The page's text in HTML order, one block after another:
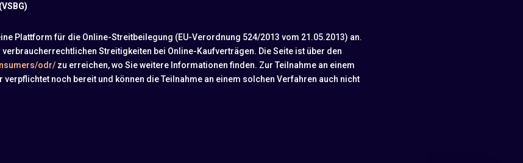
Plattform für die Online-Streitbeilegung (EU-Verordnung 524/2013 vom 21.05.2013) an.
Streitigkeiten bei Online-Kaufverträgen. Die Seite ist über den
odr/zu erreichen, wo Sie weitere Informationen finden. Zur Teilnahme an einem
noch bereit und können die Teilnahme an einem solchen Verfahren auch nicht